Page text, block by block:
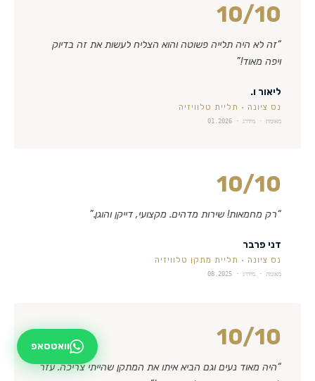
10/10
“זה לא היה תלייה פשוטה והוא הצליח לעשות את זה בדיוק
ויפה מאוד!”
ליאור ו.
נס ציונה · תליית טלוויזיה
מאומת · מידרג · 01.2026
10/10
“רק מחמאות! שירות מדהים. מקצועי, דייקן והוגן.”
דני פרבר
נס ציונה · תליית מתקן טלוויזיה
מאומת · מידרג · 08.2025
10/10
“היה מאוד נעים וגם הביא איתו את המתקן שהייתי צריכה. עזר
וואטסאפ